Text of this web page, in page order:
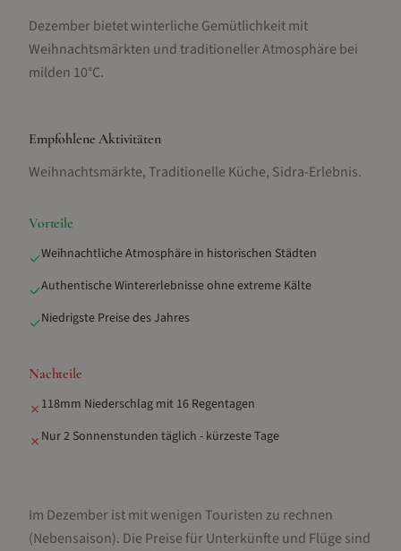
Dezember bietet winterliche Gemütlichkeit mit
Weihnachtsmärkten und traditioneller Atmosphäre bei
milden 10°C.
Empfohlene Aktivitäten
Weihnachtsmärkte, Traditionelle Küche, Sidra-Erlebnis.
Vorteile
✓Weihnachtliche Atmosphäre in historischen Städten
✓Authentische Wintererlebnisse ohne extreme Kälte
✓Niedrigste Preise des Jahres
Nachteile
✗ 118mm Niederschlag mit 16 Regentagen
✗ Nur 2 Sonnenstunden täglich - kürzeste Tage
Im Dezember ist mit wenigen Touristen zu rechnen
(Nebensaison). Die Preise für Unterkünfte und Flüge sind